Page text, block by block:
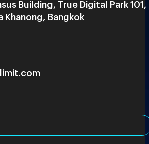
Building, True Digital Park 101,
Khanong, Bangkok